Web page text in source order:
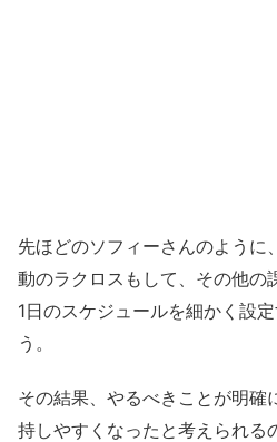
先ほどのソフィーさんのように
動のラクロスもして、その他の
1日のスケジュールを細かく設
う。
その結果、やるべきことが明確
持しやすくなったと考えられる